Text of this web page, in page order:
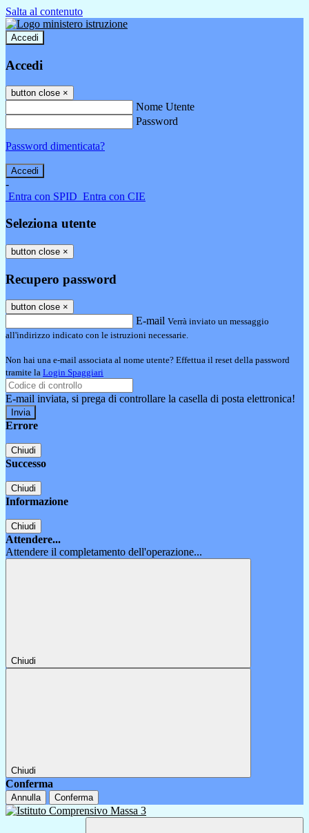
Salta al contenuto
Accedi
Accedi
button close ×
Nome Utente
Password
Password dimenticata?
-
Entra con SPID Entra con CIE
Seleziona utente
button close ×
Recupero password
button close ×
E-mail Verrà inviato un messaggio
all'indirizzo indicato con le istruzioni necessarie.
Non hai una e-mail associata al nome utente? Effettua il reset della password
tramite la Login Spaggiari
E-mail inviata, si prega di controllare la casella di posta elettronica!
Errore
Chiudi
Successo
Chiudi
Informazione
Chiudi
Attendere...
Attendere il completamento dell'operazione...
Chiudi
Chiudi
Conferma
Annulla Conferma